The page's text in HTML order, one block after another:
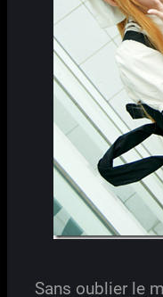
Sans oublier le